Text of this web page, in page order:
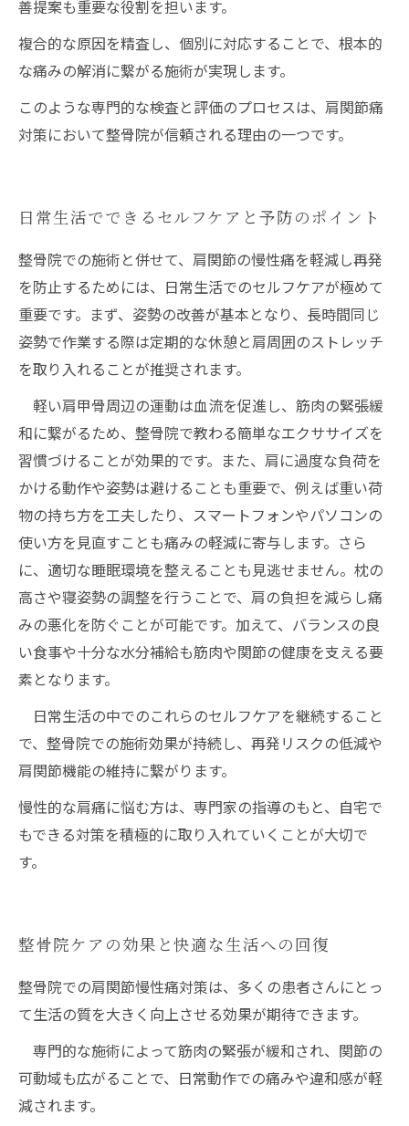
善提案も重要な役割を担います。
複合的な原因を精査し、個別に対応することで、根本的
な痛みの解消に繋がる施術が実現します。
このような専門的な検査と評価のプロセスは、肩関節痛
対策において整骨院が信頼される理由の一つです。
日常生活でできるセルフケアと予防のポイント
整骨院での施術と併せて、肩関節の慢性痛を軽減し再発
を防止するためには、日常生活でのセルフケアが極めて
重要です。まず、姿勢の改善が基本となり、長時間同じ
姿勢で作業する際は定期的な休憩と肩周囲のストレッチ
を取り入れることが推奨されます。
軽い肩甲骨周辺の運動は血流を促進し、筋肉の緊張緩
和に繋がるため、整骨院で教わる簡単なエクササイズを
習慣づけることが効果的です。また、肩に過度な負荷を
かける動作や姿勢は避けることも重要で、例えば重い荷
物の持ち方を工夫したり、スマートフォンやパソコンの
使い方を見直すことも痛みの軽減に寄与します。さら
に、適切な睡眠環境を整えることも見逃せません。枕の
高さや寝姿勢の調整を行うことで、肩の負担を減らし痛
みの悪化を防ぐことが可能です。加えて、バランスの良
い食事や十分な水分補給も筋肉や関節の健康を支える要
素となります。
日常生活の中でのこれらのセルフケアを継続すること
で、整骨院での施術効果が持続し、再発リスクの低減や
肩関節機能の維持に繋がります。
慢性的な肩痛に悩む方は、専門家の指導のもと、自宅で
もできる対策を積極的に取り入れていくことが大切で
す。
整骨院ケアの効果と快適な生活への回復
整骨院での肩関節慢性痛対策は、多くの患者さんにとっ
て生活の質を大きく向上させる効果が期待できます。
専門的な施術によって筋肉の緊張が緩和され、関節の
可動域も広がることで、日常動作での痛みや違和感が軽
減されます。